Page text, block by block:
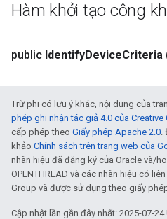
Hàm khởi tạo công
public IdentifyDeviceCriteria
Trừ phi có lưu ý khác, nội dung của
phép ghi nhận tác giả 4.0 của Creative
cấp phép theo Giấy phép Apache 2.0.
khảo Chính sách trên trang web của
nhãn hiệu đã đăng ký của Oracle và/
OPENTHREAD và các nhãn hiệu có
Group và được sử dụng theo giấy
Cập nhật lần gần đây nhất: 2025-07-24